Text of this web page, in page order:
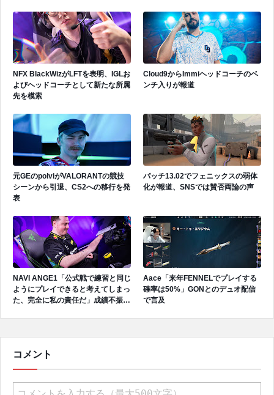
NFX BlackWizがLFTを表明、IGLお
よびヘッドコーチとして新たな所属
先を模索
Cloud9からImmiヘッドコーチのベ
ンチ入りが報道
元GEのpolviがVALORANTの競技
シーンから引退、CS2への移行を発
表
パッチ13.02でフェニックスの弱体
化が報道、SNSでは賛否両論の声
NAVI ANGE1「公式戦で練習と同じ
ようにプレイできると考えてしまっ
た、完全に私の責任だ」成績不振を
Aace「来年FENNELでプレイする
確率は50%」GONとのデュオ配信
で言及
コメント